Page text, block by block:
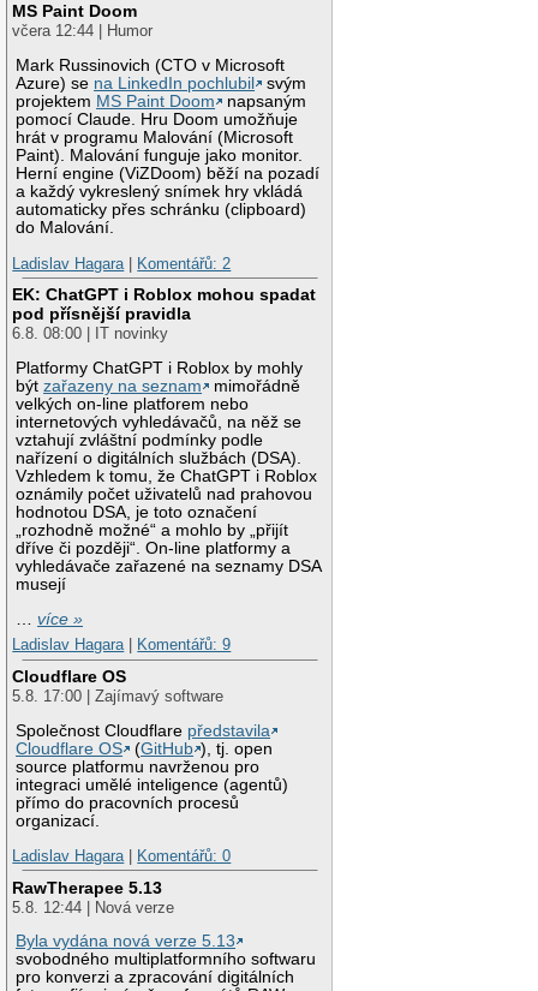
MS Paint Doom
včera 12:44 | Humor
Mark Russinovich (CTO v Microsoft
Azure) se na LinkedIn pochlubil
svým
projektem MS Paint Doom
napsaným
pomocí Claude. Hru Doom umožňuje
hrát v programu Malování (Microsoft
Paint). Malování funguje jako monitor.
Herní engine (ViZDoom) běží na pozadí
a každý vykreslený snímek hry vkládá
automaticky přes schránku (clipboard)
do Malování.
Ladislav Hagara
Komentářů: 2
EK: ChatGPT i Roblox mohou spadat
pod přísnější pravidla
6.8. 08:00 | IT novinky
Platformy ChatGPT i Roblox by mohly
býtzařazeny na seznam
mimořádně
velkých on-line platforem nebo
internetových vyhledávačů, na něž se
vztahují zvláštní podmínky podle
nařízení o digitálních službách (DSA).
Vzhledem k tomu, že ChatGPT i Roblox
oznámily počet uživatelů nad prahovou
hodnotou DSA, je toto označení
„rozhodně možné“ a mohlo by „přijít
dříve či později“. On-line platformy a
vyhledávače zařazené na seznamy DSA
musejí
…více »
Ladislav Hagara| Komentářů: 9
Cloudflare OS
5.8. 17:00 | Zajímavý software
Společnost Cloudflare představila
Cloudflare OS
(GitHub ), tj. open
source platformu navrženou pro
integraci umělé inteligence (agentů)
přímo do pracovních procesů
organizací.
Ladislav Hagara| Komentářů: 0
RawTherapee 5.13
5.8. 12:44 | Nová verze
Byla vydána nová verze 5.13
svobodného multiplatformního softwaru
pro konverzi a zpracování digitálních